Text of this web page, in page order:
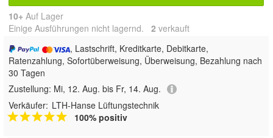
10+ Auf Lager
Einige Ausführungen nicht lagernd. 2 verkauft
, Lastschrift, Kreditkarte, Debitkarte,
Ratenzahlung, Sofortüberweisung, Überweisung, Bezahlung nach
30 Tagen
Zustellung: Mi, 12. Aug. bis Fr, 14. Aug.
Verkäufer: LTH-Hanse Lüftungstechnik
100% positiv